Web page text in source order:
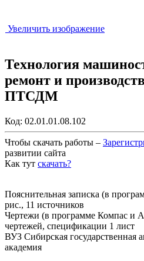
Увеличить изображение
Технология
ремонт и
ПТСДМ
Код: 02.01.01.08.102
Чтобы скачать работы –
развитии сайта
Как тут скачать?
Пояснительная записка (в
рис., 11 источников
Чертежи (в программе Компас и
чертежей, спецификации 1 лист
ВУЗ Сибирская государственная
академия